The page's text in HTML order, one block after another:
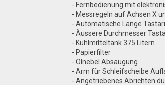
- Fernbedienung mit
- Messregeln auf Achsen X
- Automatische Länge
- Äussere Durchmesser
- Kühlmitteltank 375 Litern
- Papierfilter
- Ölnebel Absaugung
- Arm für Schleifscheibe
- Angetriebenes Abrichten